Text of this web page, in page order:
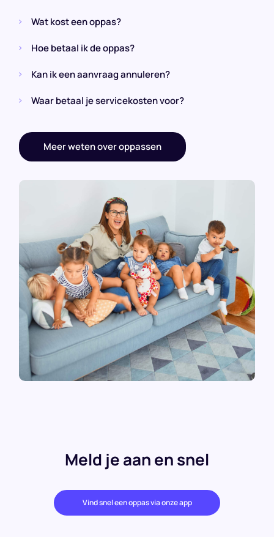
Wat kost een oppas?
Hoe betaal ik de oppas?
Kan ik een aanvraag annuleren?
Waar betaal je servicekosten voor?
Meer weten over oppassen
Meld je aan en snel
Vind snel een oppas via onze app